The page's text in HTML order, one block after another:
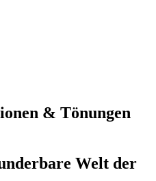
& Tönungen
Welt der